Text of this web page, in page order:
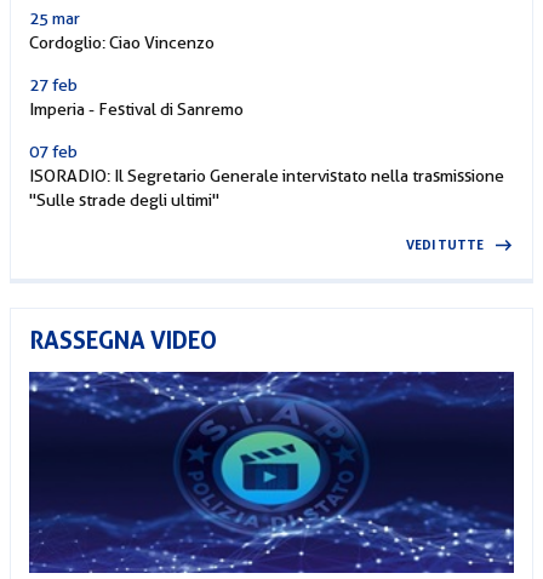
25 mar
Cordoglio: Ciao Vincenzo
27 feb
Imperia - Festival di Sanremo
07 feb
ISORADIO: Il Segretario Generale intervistato nella trasmissione
"Sulle strade degli ultimi"
VEDI TUTTE
RASSEGNA VIDEO